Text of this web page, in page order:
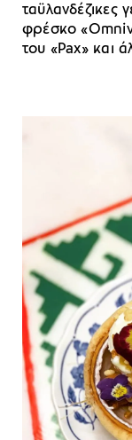
ταϋλανδέζικες
φρέσκο
του «Pax» και